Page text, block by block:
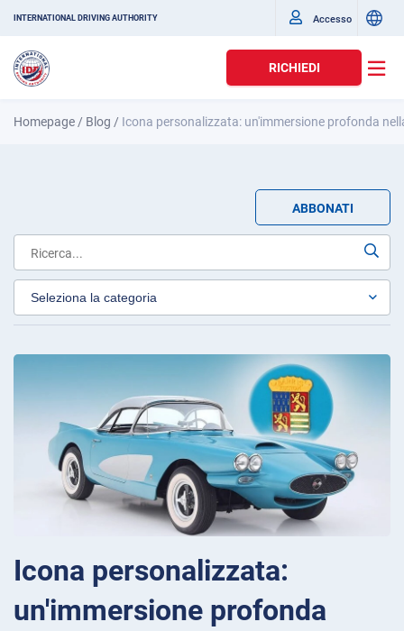
INTERNATIONAL DRIVING AUTHORITY Accesso
RICHIEDI
Homepage / Blog / Icona personalizzata: un'immersione profonda
ABBONATI
Icona personalizzata:
un'immersione profonda